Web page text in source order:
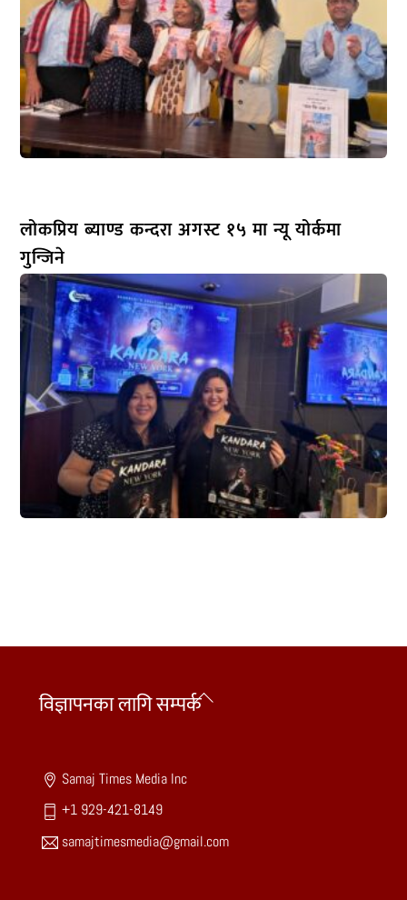
लोकप्रिय ब्याण्ड कन्दरा अगस्ट १५ मा न्यू योर्कमा
गुन्जिने
Back
विज्ञापनका लागि सम्पर्क
Samaj Times Media Inc
+1 929-421-8149
samajtimesmedia@gmail.com